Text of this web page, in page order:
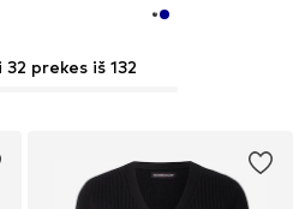
prekes iš 132